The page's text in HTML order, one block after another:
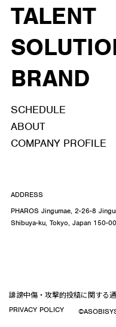
TALENT
BRAND
SCHEDULE
ABOUT
COMPANY PROFILE
ADDRESS
PHAROS Jingumae, 2-26-8
Shibuya-ku, Tokyo, Japan 150-
誹謗中傷・攻撃的投稿に関する
PRIVACY POLICY